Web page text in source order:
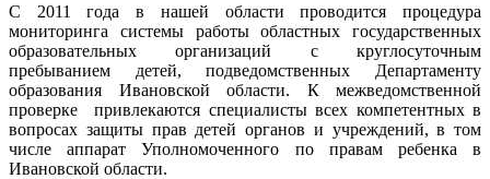
С 2011года в нашей области проводится
процедура
мониторинга
системы работы областных
государственных
образовательных
организаций скруглосуточным
пребыванием
детей,подведомственных
Департаменту
образования
Ивановской области. К межведомственной
проверке
привлекаются специалисты всех компетентныхв
вопросах защиты прав детей органов и учреждений, в том
числе
аппарат Уполномоченного по правам ребенка в
Ивановской области.